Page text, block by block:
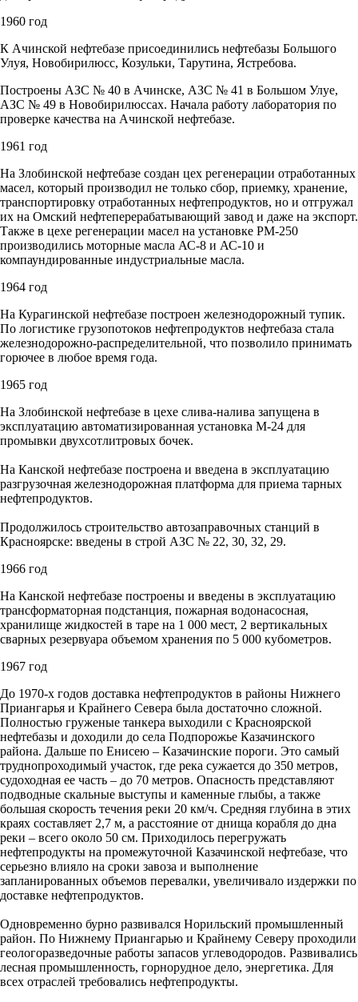
1960 год
К Ачинской нефтебазе присоединились нефтебазы Большого
Улуя, Новобирилюсс, Козульки, Тарутина, Ястребова.
Построены АЗС № 40 в Ачинске, АЗС № 41 в Большом Улуе,
АЗС № 49 в Новобирилюссах. Начала работу лаборатория по
проверке качества на Ачинской нефтебазе.
1961 год
На Злобинской нефтебазе создан цех регенерации отработанных
масел, который производил не только сбор, приемку, хранение,
транспортировку отработанных нефтепродуктов, но и отгружал
их на Омский нефтеперерабатывающий завод и даже на экспорт.
Также в цехе регенерации масел на установке РМ-250
производились моторные масла АС-8 и АС-10 и
компаундированные индустриальные масла.
1964 год
На Курагинской нефтебазе построен железнодорожный тупик.
По логистике грузопотоков нефтепродуктов нефтебаза стала
железнодорожно-распределительной, что позволило принимать
горючее в любое время года.
1965 год
На Злобинской нефтебазе в цехе слива-налива запущена в
эксплуатацию автоматизированная установка М-24 для
промывки двухсотлитровых бочек.
На Канской нефтебазе построена и введена в эксплуатацию
разгрузочная железнодорожная платформа для приема тарных
нефтепродуктов.
Продолжилось строительство автозаправочных станций в
Красноярске: введены в строй АЗС № 22, 30, 32, 29.
1966 год
На Канской нефтебазе построены и введены в эксплуатацию
трансформаторная подстанция, пожарная водонасосная,
хранилище жидкостей в таре на 1 000 мест, 2 вертикальных
сварных резервуара объемом хранения по 5 000 кубометров.
1967 год
До 1970-х годов доставка нефтепродуктов в районы Нижнего
Приангарья и Крайнего Севера была достаточно сложной.
Полностью груженые танкера выходили с Красноярской
нефтебазы и доходили до села Подпорожье Казачинского
района. Дальше по Енисею – Казачинские пороги. Это самый
труднопроходимый участок, где река сужается до 350 метров,
судоходная ее часть – до 70 метров. Опасность представляют
подводные скальные выступы и каменные глыбы, а также
большая скорость течения реки 20 км/ч. Средняя глубина в этих
краях составляет 2,7 м, а расстояние от днища корабля до дна
реки – всего около 50 см. Приходилось перегружать
нефтепродукты на промежуточной Казачинской нефтебазе, что
серьезно влияло на сроки завоза и выполнение
запланированных объемов перевалки, увеличивало издержки по
доставке нефтепродуктов.
Одновременно бурно развивался Норильский промышленный
район. По Нижнему Приангарью и Крайнему Северу проходили
геологоразведочные работы запасов углеводородов. Развивались
лесная промышленность, горнорудное дело, энергетика. Для
всех отраслей требовались нефтепродукты.